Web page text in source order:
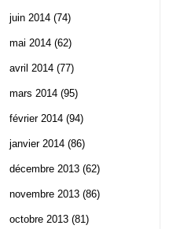
juin 2014 (74)
mai 2014 (62)
avril 2014 (77)
mars 2014 (95)
février 2014 (94)
janvier 2014 (86)
décembre 2013 (62)
novembre 2013 (86)
octobre 2013 (81)